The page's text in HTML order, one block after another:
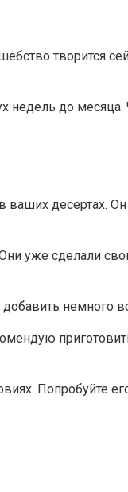
творится
до месяца.
ваших
уже сделали
немного
Попробуйте